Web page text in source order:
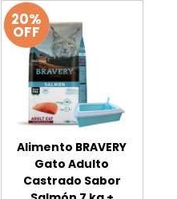
20%
OFF
Alimento BRAVERY
Gato Adulto
Castrado Sabor